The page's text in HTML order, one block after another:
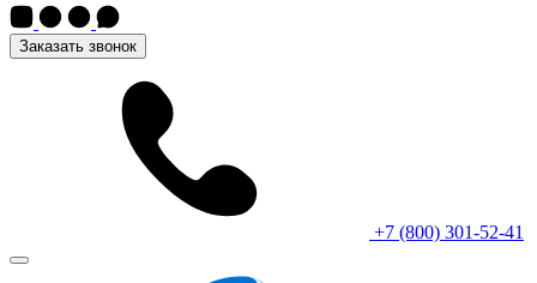
Заказать звонок
+7 (800) 301-52-41